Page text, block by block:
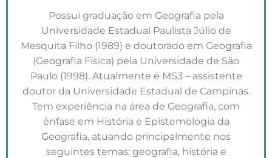
Possui graduação em Geografia pela
Universidade Estadual Paulista Júlio de
Mesquita Filho (1989) e doutorado em Geografia
(Geografia Física) pela Universidade de São
Paulo (1998). Atualmente é MS3 – assistente
doutor da Universidade Estadual de Campinas.
Tem experiência na área de Geografia, com
ênfase em História e Epistemologia da
Geografia, atuando principalmente nos
seguintes temas: geografia, história e